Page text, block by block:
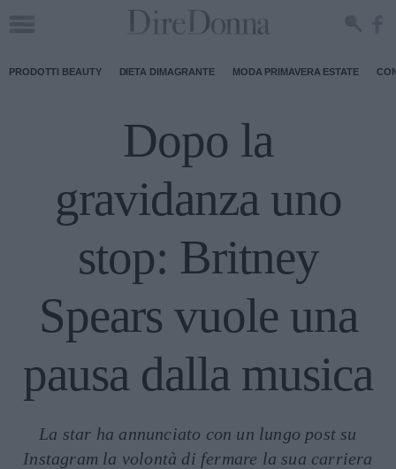
PRODOTTI BEAUTY DIETA DIMAGRANTE MODA PRIMAVERA ESTATE
Dopo la
gravidanza uno
stop: Britney
Spears vuole una
pausa dalla musica
La star ha annunciato con un lungo post su
Instagram la volontà di fermare la sua carriera